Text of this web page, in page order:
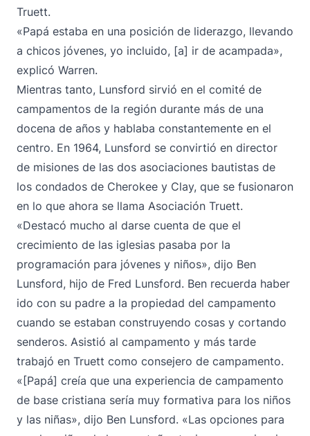
Truett.
«Papá estaba en una posición de liderazgo, llevando
a chicos jóvenes, yo incluido, [a] ir de acampada»,
explicó Warren.
Mientras tanto, Lunsford sirvió en el comité de
campamentos de la región durante más de una
docena de años y hablaba constantemente en el
centro. En 1964, Lunsford se convirtió en director
de misiones de las dos asociaciones bautistas de
los condados de Cherokee y Clay, que se fusionaron
en lo que ahora se llama Asociación Truett.
«Destacó mucho al darse cuenta de que el
crecimiento de las iglesias pasaba por la
programación para jóvenes y niños», dijo Ben
Lunsford, hijo de Fred Lunsford. Ben recuerda haber
ido con su padre a la propiedad del campamento
cuando se estaban construyendo cosas y cortando
senderos. Asistió al campamento y más tarde
trabajó en Truett como consejero de campamento.
«[Papá] creía que una experiencia de campamento
de base cristiana sería muy formativa para los niños
y las niñas», dijo Ben Lunsford. «Las opciones para